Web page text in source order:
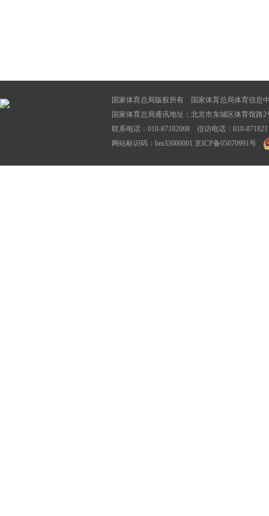
国家体育总局版权所有 国家体育总局体育信息
国家体育总局通讯地址：北京市东城区体育馆
联系电话：010-87182008 信访电话：010-
网站标识码：bm33000001 京ICP备05070991号